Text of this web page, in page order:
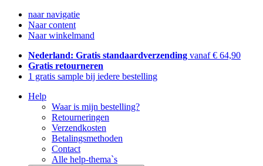
naar navigatie
Naar content
Naar winkelmand
Nederland: Gratis standaardverzending vanaf € 64,90
Gratis retourneren
1 gratis sample bij iedere bestelling
Help
Waar is mijn bestelling?
Retourneringen
Verzendkosten
Betalingsmethoden
Contact
Alle help-thema`s